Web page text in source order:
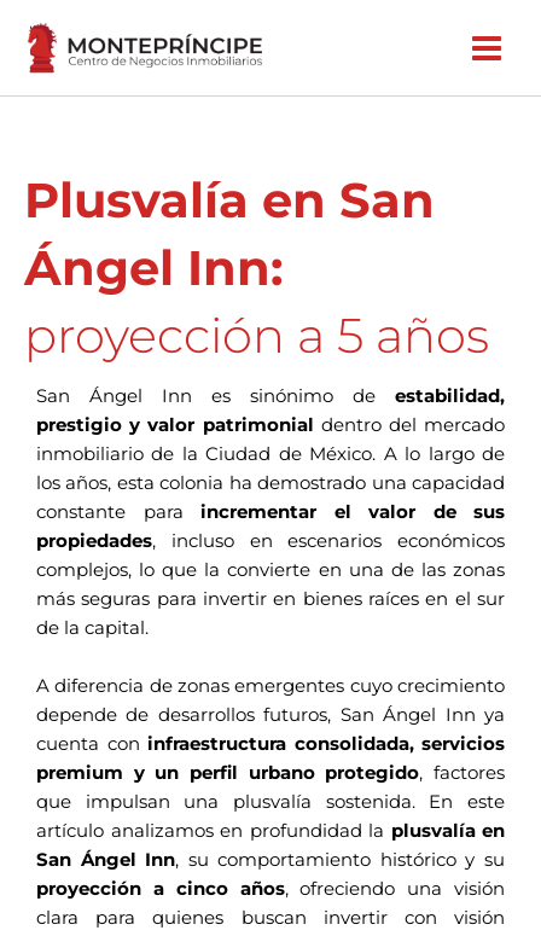
contenido
Plusvalía en San
Ángel Inn:
proyección a 5 años
San Ángel Inn es sinónimo de estabilidad,
prestigio y valor patrimonial
dentro del mercado
inmobiliario de la Ciudad de México. A lo largo de
los años, esta colonia ha demostrado una capacidad
constante para incrementar el valor de sus
propiedades, incluso en escenarios económicos
complejos, lo que la convierte en una de las zonas
más seguras para invertir en bienes raíces en el sur
de la capital.
A diferencia de zonas emergentes cuyo crecimiento
depende de desarrollos futuros, San Ángel Inn ya
cuenta con infraestructura consolidada, servicios
premium y un perfil urbano protegido, factores
que impulsan una plusvalía sostenida. En este
artículo analizamos en profundidad la plusvalía en
San Ángel Inn, su comportamiento histórico y su
proyección a cinco años, ofreciendo una visión
clara para quienes buscan invertir con visión